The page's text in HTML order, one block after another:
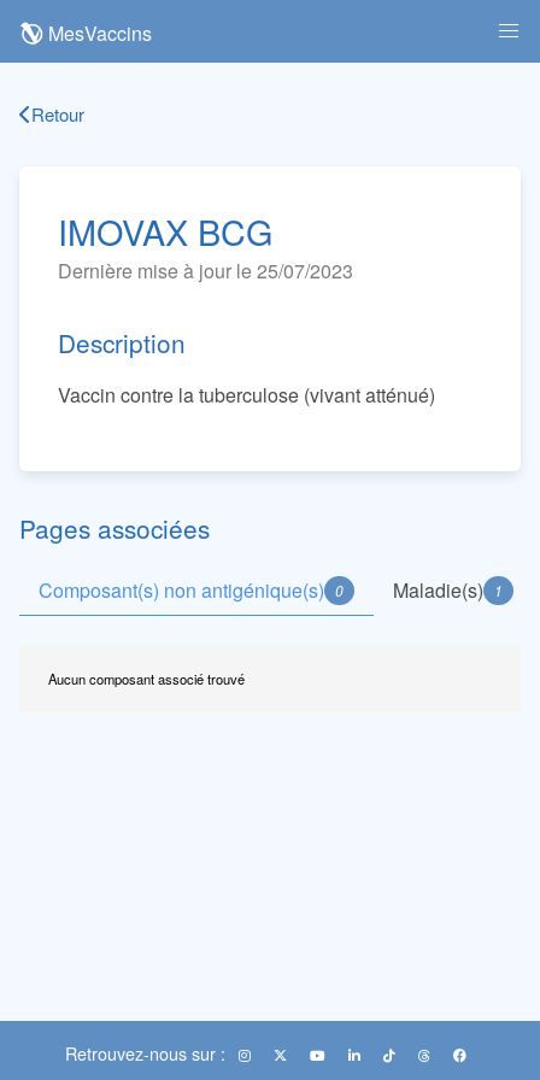
MesVaccins
Retour
IMOVAX BCG
Dernière mise à jour le 25/07/2023
Description
Vaccin contre la tuberculose (vivant atténué)
Pages associées
Composant(s) non antigénique(s) 0 Maladie(s) 1
Aucun composant associé trouvé
Retrouvez-nous sur :